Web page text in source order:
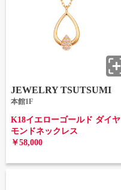
JEWELRY TSUTSUMI
本館1F
K18イエローゴールド ダイヤ
モンドネックレス
￥58,000